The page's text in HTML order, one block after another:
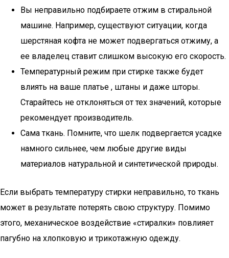
Вы неправильно подбираете отжим в стиральной
машине. Например, существуют ситуации, когда
шерстяная кофта не может подвергаться отжиму, а
ее владелец ставит слишком высокую его скорость.
Температурный режим при стирке также будет
влиять на ваше платье , штаны и даже шторы.
Старайтесь не отклоняться от тех значений, которые
рекомендует производитель.
Сама ткань. Помните, что шелк подвергается усадке
намного сильнее, чем любые другие виды
материалов натуральной и синтетической природы.
Если выбрать температуру стирки неправильно, то ткань
может в результате потерять свою структуру. Помимо
этого, механическое воздействие «стиралки» повлияет
пагубно на хлопковую и трикотажную одежду.